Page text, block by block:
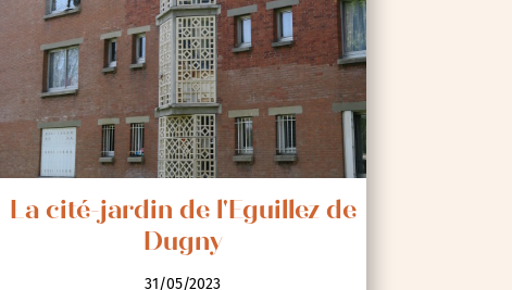
La cité-jardin de l'Eguillez de
Dugny
31/05/2023